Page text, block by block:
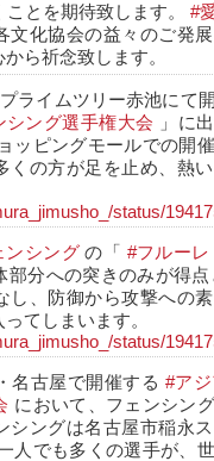
ことを期待致します。#
文化協会の益々のご発
ら祈念致します。
ライムツリー赤池にて
シング選手権大会
」に
ッピングモールでの開
くの方が足を止め、熱
status/
ンシング の「 #フルーレ
部分への突きのみが得
し、防御から攻撃への
てしまいます。
status/
名古屋で開催する #ア
において、フェンシン
シングは名古屋市稲永
人でも多くの選手が、